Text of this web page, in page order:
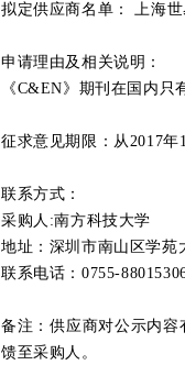
拟定供应商名单： 上海
申请理由及相关说明：
《C&EN》期刊在国内
征求意见期限：从2017年
联系方式：
采购人:南方科技大学
地址：深圳市南山区学
联系电话：0755-
备注：供应商对公示内
馈至采购人。